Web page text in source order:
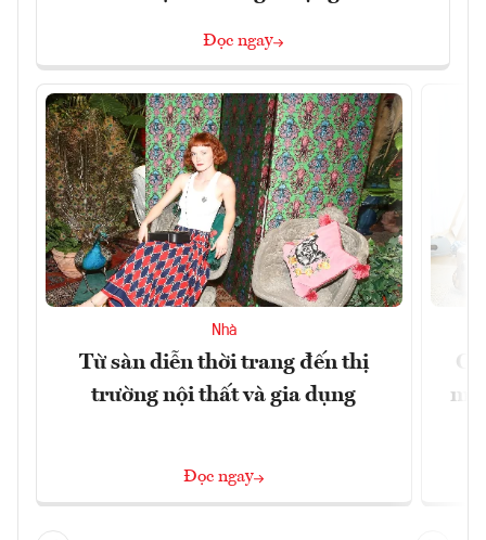
Đọc ngay
Nhà
Từ sàn diễn thời trang đến thị
trường nội thất và gia dụng
Đọc ngay